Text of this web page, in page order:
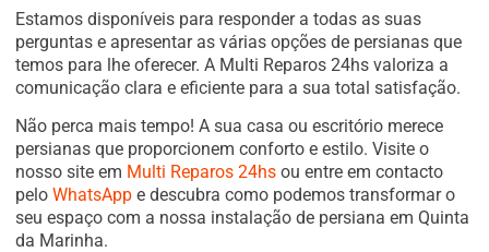
Estamos disponíveis para responder a todas as suas
perguntas e apresentar as várias opções de persianas que
temos para lhe oferecer. A Multi Reparos 24hs valoriza a
comunicação clara e eficiente para a sua total satisfação.
Não perca mais tempo! A sua casa ou escritório merece
persianas que proporcionem conforto e estilo. Visite o
nosso site em Multi Reparos 24hs ou entre em contacto
pelo WhatsApp e descubra como podemos transformar o
seu espaço com a nossa instalação de persiana em Quinta
da Marinha.